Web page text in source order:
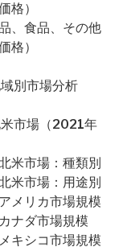
格）
、食品、その他
格）
別市場分析
市場（2021年
米市場：種類別
米市場：用途別
メリカ市場規模
ナダ市場規模
キシコ市場規模